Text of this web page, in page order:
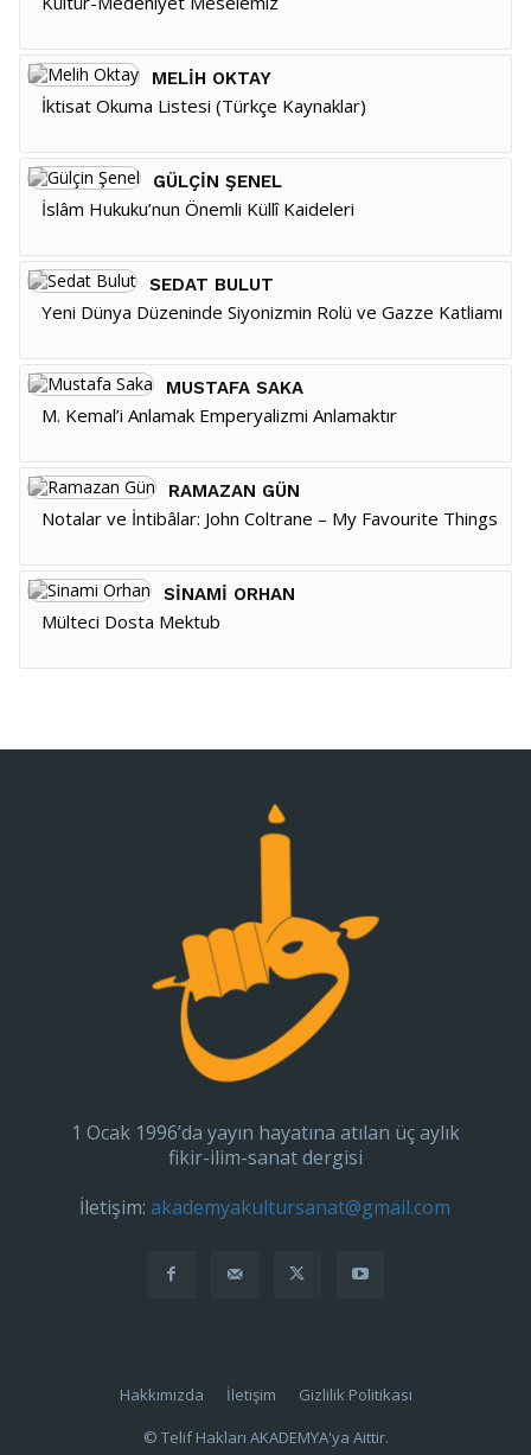
MELIH OKTAY
İktisat Okuma Listesi (Türkçe Kaynaklar)
GÜLÇIN ŞENEL
İslâm Hukuku’nun Önemli Küllî Kaideleri
SEDAT BULUT
Yeni Dünya Düzeninde Siyonizmin Rolü ve Gazze Katliamı
MUSTAFA SAKA
M. Kemal’i Anlamak Emperyalizmi Anlamaktır
RAMAZAN GÜN
Notalar ve İntibâlar: John Coltrane – My Favourite Things
SINAMI ORHAN
Mülteci Dosta Mektub
1 Ocak 1996’da yayın hayatına atılan üç aylık
fikir-ilim-sanat dergisi
İletişim:akademyakultursanat@gmail.com
Hakkımızda İletişim
Gizlilik Politikası
© Telif Hakları AKADEMYA'ya Aittir.